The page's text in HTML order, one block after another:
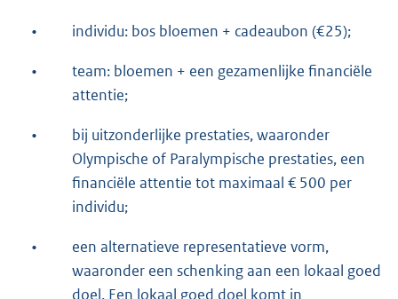
• individu: bos bloemen + cadeaubon (€25);
•
team: bloemen + een gezamenlijke financiële
attentie;
•
bij uitzonderlijke prestaties, waaronder
Olympische of Paralympische prestaties, een
financiële attentie tot maximaal € 500 per
individu;
•
een alternatieve representatieve vorm,
waaronder een schenking aan een lokaal goed
doel. Een lokaal goed doel komt in